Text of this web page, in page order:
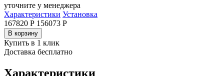
уточните у менеджера
Характеристики Установка
167820 Р 156073 Р
В корзину
Купить в 1 клик
Доставка бесплатно
Характеристики